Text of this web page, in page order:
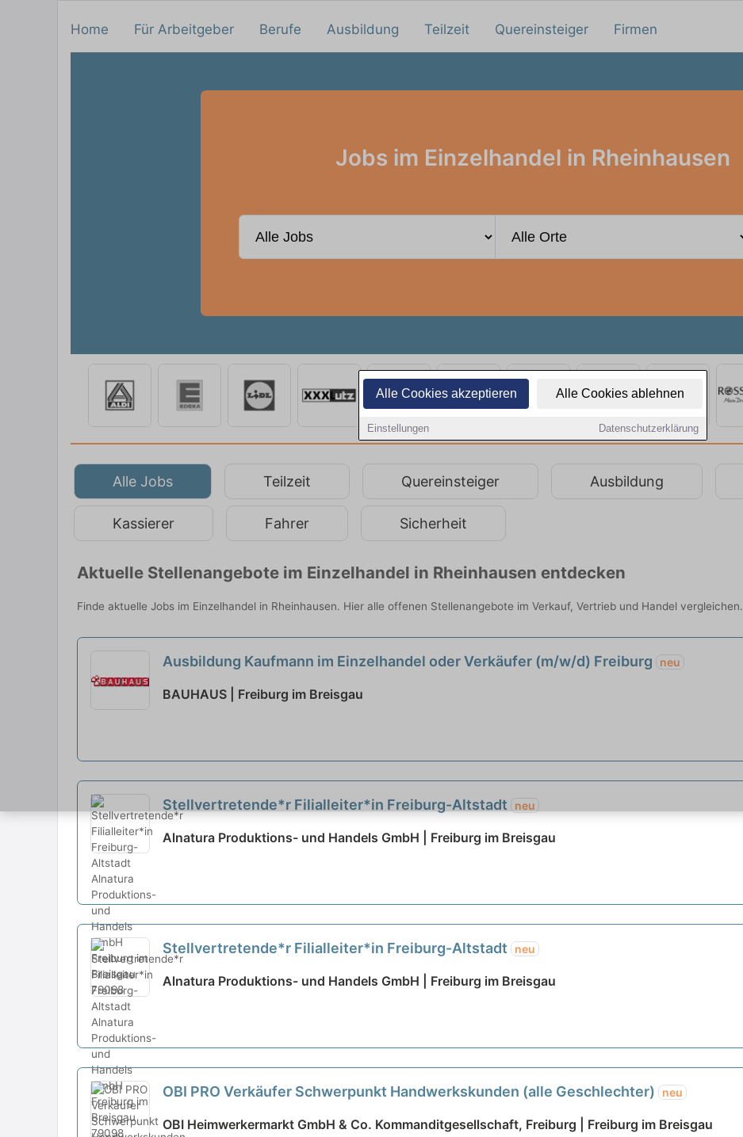
Alle Cookies akzeptieren Alle Cookies ablehnen
Einstellungen Datenschutzerklärung
Home Für Arbeitgeber Berufe Ausbildung Teilzeit Quereinsteiger Firmen
Jobs im Einzelhandel in Rheinhausen
Alle Jobs Teilzeit Quereinsteiger Ausbildung
Kassierer Fahrer Sicherheit
Aktuelle Stellenangebote im Einzelhandel in Rheinhausen entdecken
Finde aktuelle Jobs im Einzelhandel in Rheinhausen. Hier alle offenen Stellenangebote im Verkauf, Vertrieb und Handel vergleichen.
Ausbildung Kaufmann im Einzelhandel oder Verkäufer (m/w/d) Freiburg neu
BAUHAUS | Freiburg im Breisgau
Stellvertretende*r Filialleiter*in Freiburg-Altstadt neu
Alnatura Produktions- und Handels GmbH | Freiburg im Breisgau
Stellvertretende*r Filialleiter*in Freiburg-Altstadt neu
Alnatura Produktions- und Handels GmbH | Freiburg im Breisgau
OBI PRO Verkäufer Schwerpunkt Handwerkskunden (alle Geschlechter) neu
OBI Heimwerkermarkt GmbH & Co. Kommanditgesellschaft, Freiburg | Freiburg im Breisgau